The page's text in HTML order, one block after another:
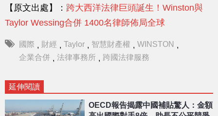
【原文出處】： 跨大西洋法律巨頭誕生！Winston與
Taylor Wessing合併 1400名律師佈局全球
國際 , 財經 , Taylor , 智慧財產權 , WINSTON ,
企業合併 , 法律事務所 , 跨國法律服務
延伸閱讀
OECD報告揭露中國補貼驚人：金額